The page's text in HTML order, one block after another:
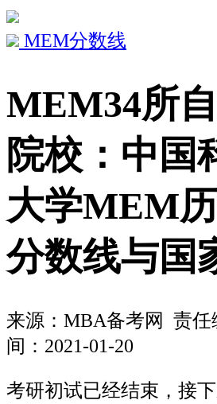
MEM分数线
MEM34所
院校：中国
大学MEM
分数线与国
来源： MBA备考网
责任
间：2021-01-20
考研初试已经结束，接